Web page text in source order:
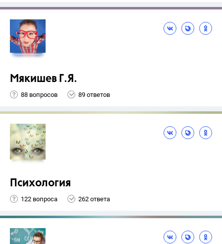
Мякишев Г.Я.
88 вопросов 89 ответов
Психология
122 вопроса 262 ответа